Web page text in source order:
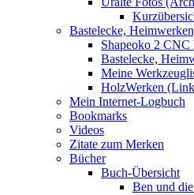
Bastelecke,
Shapeoko 2 CNC
Bastelecke,
Meine
HolzWerken
Mein Internet-Logbuch
Bookmarks
Videos
Zitate zum Merken
Bücher
Buch-Übersicht
Ben und